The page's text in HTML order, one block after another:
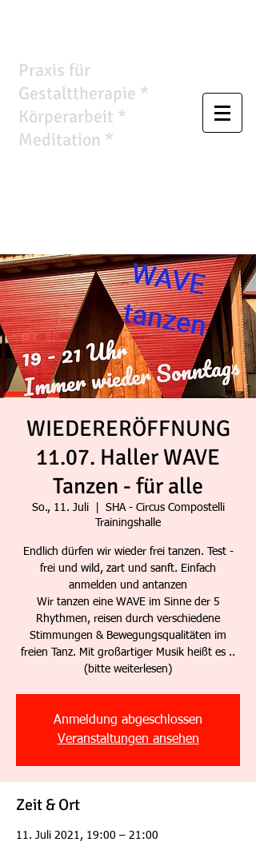
Praxis für
Gestalttherapie *
Körperarbeit *
Meditation *
WIEDERERÖFFNUNG
11.07. Haller WAVE
Tanzen - für alle
So., 11. Juli
  |
SHA - Circus Compostelli
Trainingshalle
Endlich dürfen wir wieder frei tanzen. Test -
frei und wild, zart und sanft. Einfach
anmelden und antanzen
Wir tanzen eine WAVE im Sinne der 5
Rhythmen, reisen durch verschiedene
Stimmungen & Bewegungsqualitäten im
freien Tanz. Mit großartiger Musik heißt es ..
(bitte weiterlesen)
Anmeldung abgeschlossen
Veranstaltungen ansehen
Zeit & Ort
11. Juli 2021, 19:00 – 21:00